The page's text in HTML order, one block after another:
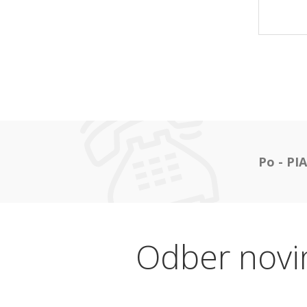
Po -
Odber